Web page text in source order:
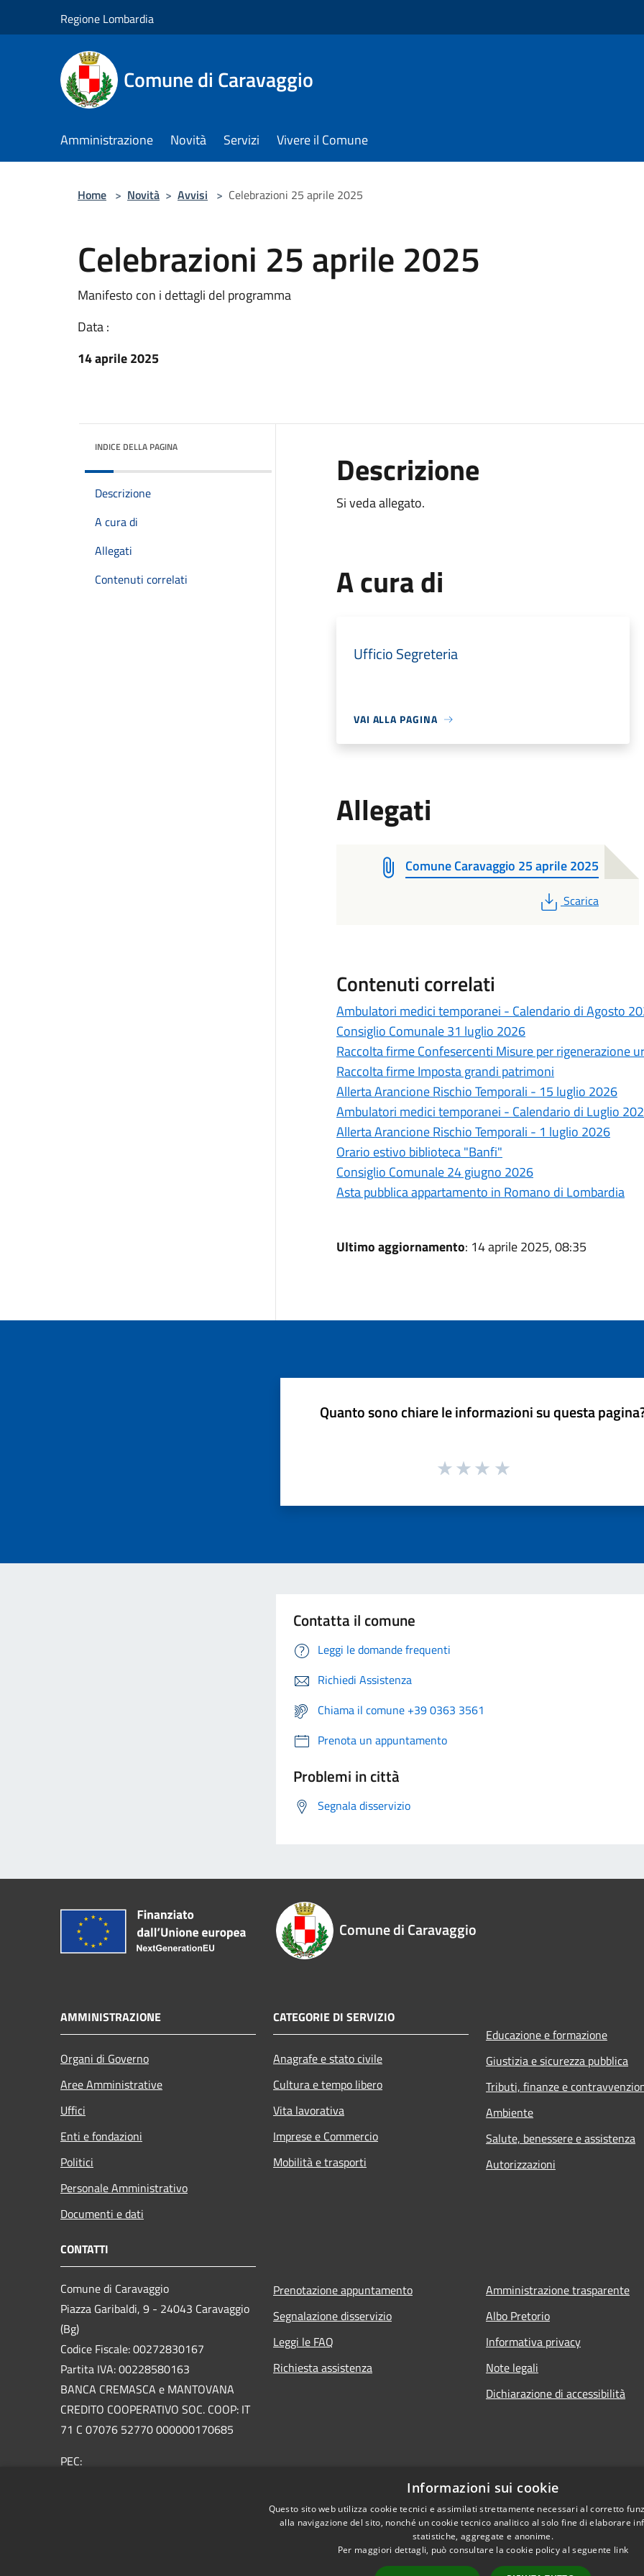
Regione Lombardia
Comune di Caravaggio
Amministrazione Novità Servizi Vivere il Comune
Home > Novità > Avvisi > Celebrazioni 25 aprile 2025
Celebrazioni 25 aprile 2025
Manifesto con i dettagli del programma
Data :
14 aprile 2025
INDICE DELLA PAGINA
Descrizione
A cura di
Allegati
Contenuti correlati
Descrizione
Si veda allegato.
A cura di
Ufficio Segreteria
VAI ALLA PAGINA
Allegati
Comune Caravaggio 25 aprile 2025
PDF
Scarica
Contenuti correlati
Ambulatori medici temporanei - Calendario di Agosto
Consiglio Comunale 31 luglio 2026
Raccolta firme Confesercenti Misure per rigenerazione
Raccolta firme Imposta grandi patrimoni
Allerta Arancione Rischio Temporali - 15 luglio 2026
Ambulatori medici temporanei - Calendario di Luglio
Allerta Arancione Rischio Temporali - 1 luglio 2026
Orario estivo biblioteca "Banfi"
Consiglio Comunale 24 giugno 2026
Asta pubblica appartamento in Romano di Lombardia
Ultimo aggiornamento: 14 aprile 2025, 08:35
Quanto sono chiare le informazioni su questa
Contatta il comune
Leggi le domande frequenti
Richiedi Assistenza
Chiama il comune +39 0363 3561
Prenota un appuntamento
Problemi in città
Segnala disservizio
Comune di Caravaggio
AMMINISTRAZIONE
Organi di Governo
Aree Amministrative
Uffici
Enti e fondazioni
Politici
Personale Amministrativo
Documenti e dati
CATEGORIE DI SERVIZIO
Anagrafe e stato civile
Cultura e tempo libero
Vita lavorativa
Imprese e Commercio
Mobilità e trasporti
Educazione e formazione
Giustizia e sicurezza pubblica
Tributi, finanze e
Ambiente
Salute, benessere e assistenza
Autorizzazioni
CONTATTI
Comune di Caravaggio
Piazza Garibaldi, 9 - 24043 Caravaggio
(Bg)
Codice Fiscale: 00272830167
Partita IVA: 00228580163
BANCA CREMASCA e MANTOVANA
CREDITO COOPERATIVO SOC. COOP: IT
71 C 07076 52770 000000170685
PEC:
Prenotazione appuntamento
Segnalazione disservizio
Leggi le FAQ
Richiesta assistenza
Amministrazione trasparente
Albo Pretorio
Informativa privacy
Note legali
Dichiarazione di accessibilità
Informazioni sui cookie
Questo sito web utilizza cookie tecnici e assimilati strettamente necessari al corretto
alla navigazione del sito, nonché un cookie tecnico analitico al solo fine di elaborare
statistiche, aggregate e anonime.
Per maggiori dettagli, può consultare la cookie policy al seguente link